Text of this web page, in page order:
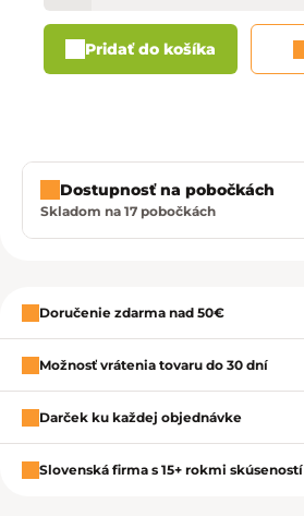
Pridať do košíka
Zavrieť
Dostupnosť na pobočkách
Skladom na 17 pobočkách
Doručenie zdarma nad 50€
Možnosť vrátenia tovaru do 30 dní
Darček ku každej objednávke
Slovenská firma s 15+ rokmi skúseností